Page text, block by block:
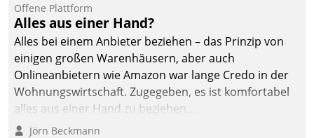
einsehen und ändern
oder
Schadensmeldungen
abgeben – rund um die
Uhr.
Offene Plattform
Alles aus einer Hand?
Alles bei einem Anbieter beziehen – das Prinzip von
einigen großen Warenhäusern, aber auch
Onlineanbietern wie Amazon war lange Credo in der
Wohnungswirtschaft. Zugegeben, es ist komfortabel
alles aus einer Hand zu beziehen...
Jörn Beckmann